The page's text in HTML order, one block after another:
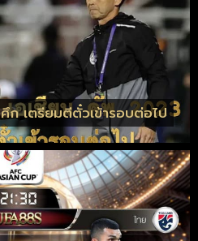
ก เตรียมตีตั๋วเข้ารอบต่อไป